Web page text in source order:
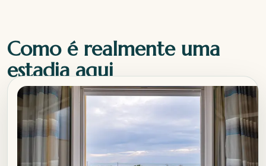
Como é realmente uma
estadia aqui